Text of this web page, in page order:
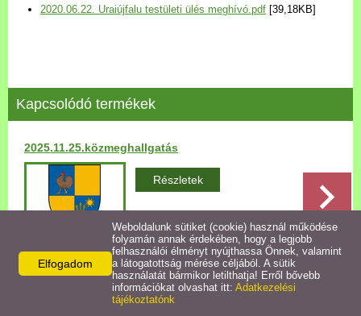
Önkormányzati konyha
Egyéb intézmények
Egyéb szolgáltatások
Egészségügyi ellátás
Uraiújfalu Sportegyesület
2020.06.22. Uraiújfalu testületi ülés meghívó.pdf [39,18KB]
Kapcsolódó termékek
2025.11.25.közmeghallgatás
Részletek
Vissza az előző oldalra!
Elfogadom
Weboldalunk sütiket (cookie) használ működése
folyamán annak érdekében, hogy a legjobb
felhasználói élményt nyújthassa Önnek, valamint
a látogatottság mérése céljából. A sütik
használatát bármikor letilthatja! Erről bővebb
információkat olvashat itt: Adatkezelési
tájékoztatónk